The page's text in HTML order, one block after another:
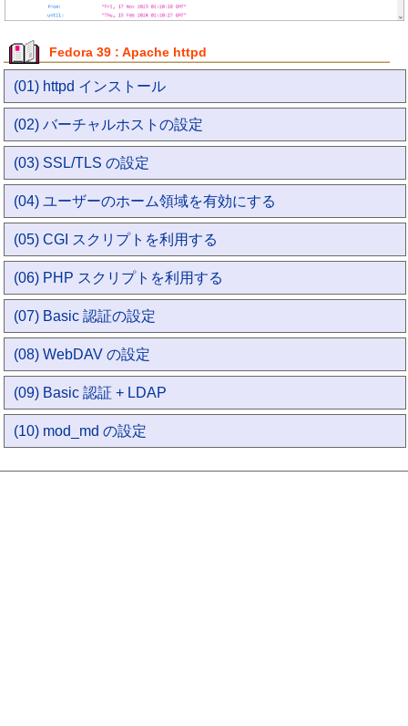
Fedora 39 : Apache httpd
(01) httpd インストール
(02) バーチャルホストの設定
(03) SSL/TLS の設定
(04) ユーザーのホーム領域を有効にする
(05) CGI スクリプトを利用する
(06) PHP スクリプトを利用する
(07) Basic 認証の設定
(08) WebDAV の設定
(09) Basic 認証 + LDAP
(10) mod_md の設定